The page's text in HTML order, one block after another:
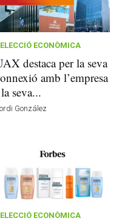
ECONÒMICA
destaca per la seva
amb l’empresa
seva...
González
ECONÒMICA